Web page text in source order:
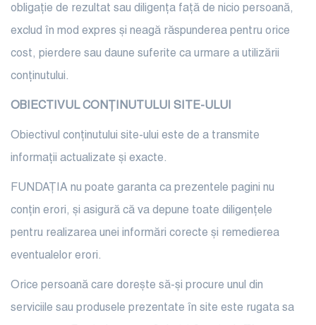
obligație de rezultat sau diligența față de nicio persoană,
exclud în mod expres și neagă răspunderea pentru orice
cost, pierdere sau daune suferite ca urmare a utilizării
conținutului.
OBIECTIVUL CONȚINUTULUI SITE-ULUI
Obiectivul conținutului site-ului este de a transmite
informații actualizate și exacte.
FUNDAȚIA nu poate garanta ca prezentele pagini nu
conțin erori, și asigură că va depune toate diligențele
pentru realizarea unei informări corecte și remedierea
eventualelor erori.
Orice persoană care dorește să-și procure unul din
serviciile sau produsele prezentate în site este rugata sa